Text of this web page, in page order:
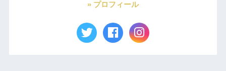
» プロフィール